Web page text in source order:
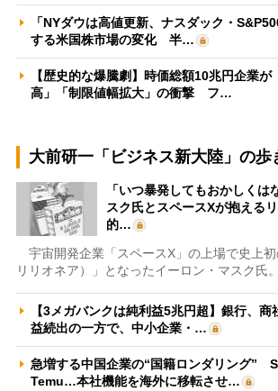
「NYダウは高値更新、ナスダック・
する米国株市場の変化 半…
【歴史的な爆騰劇】時価総額10兆円企業
高」「制限値幅拡大」の衝撃 フ…
大前研一「ビジネス新大陸」の歩
「いつ暴発してもおかしくは
スク氏とスペースXが抱える
的…
宇宙開発企業「スペースX」の上場で史上初
リリオネア）」となったイーロン・マスク氏
【3メガバンクは純利益5兆円超】銀行、
益続出の一方で、中小企業・…
急増する中国企業の“国籍ロンダリング”
Temu…本社機能を海外に移転させ…